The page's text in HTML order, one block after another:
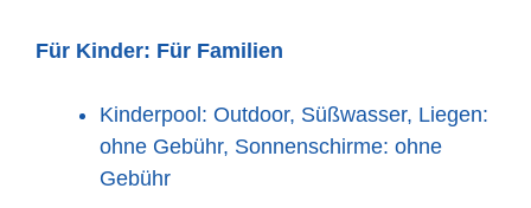
Für Kinder: Für Familien
Kinderpool: Outdoor, Süßwasser, Liegen:
ohne Gebühr, Sonnenschirme: ohne
Gebühr